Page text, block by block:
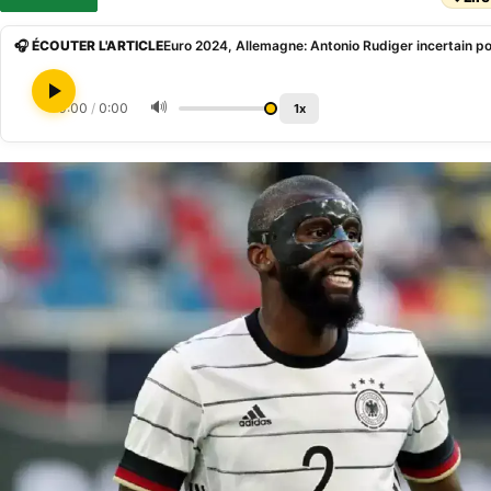
🎧 ÉCOUTER L'ARTICLEEuro 2024, Allemagne: Antonio Rudiger incertain
0:00 / 0:00 🔊 1x